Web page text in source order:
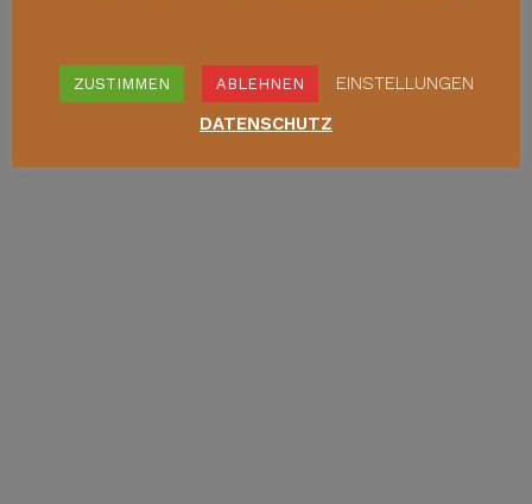
ZUSTIMMEN ABLEHNEN
EINSTELLUNGEN
DATENSCHUTZ